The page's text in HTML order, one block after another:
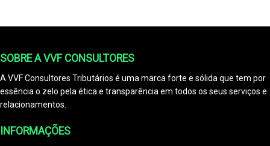
SOBRE A VVF CONSULTORES
A VVF Consultores Tributários é uma marca forte e sólida que tem por
essência o zelo pela ética e transparência em todos os seus serviços e
relacionamentos.
INFORMAÇÕES